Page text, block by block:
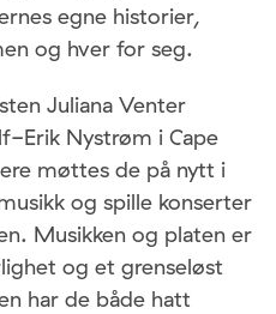
egne historier,
og hver for seg.
Juliana Venter
Erik Nystrøm i Cape
møttes de på nytt i
og spille konserter
Musikken og platen er
og et grenseløst
har de både hatt